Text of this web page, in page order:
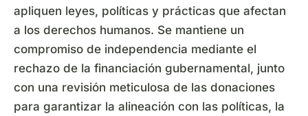
apliquen leyes, políticas y prácticas que afectan
a los derechos humanos. Se mantiene un
compromiso de independencia mediante el
rechazo de la financiación gubernamental, junto
con una revisión meticulosa de las donaciones
para garantizar la alineación con las políticas, la